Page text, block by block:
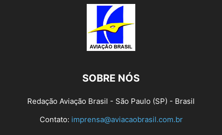
SOBRE NÓS
Redação Aviação Brasil - São Paulo (SP) - Brasil
Contato: imprensa@aviacaobrasil.com.br